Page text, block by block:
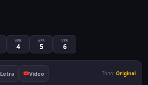
VER
4
VER
5
VER
6
Letra Video Tono: Original